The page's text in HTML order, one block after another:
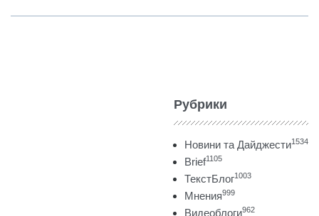
Рубрики
Новини та Дайджести1534
Brief1105
ТекстБлог1003
Мнения999
Видеоблоги962